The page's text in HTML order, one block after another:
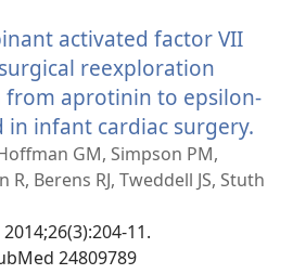
պատուհան)
activated factor VII
reexploration
aprotinin to epsilon-
in infant cardiac surgery.
նոր
GM, Simpson PM,
Berens RJ, Tweddell JS, Stuth
11.
24809789